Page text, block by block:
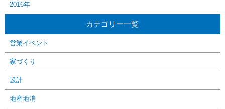
2016年
カテゴリー一覧
営業イベント
家づくり
設計
地産地消